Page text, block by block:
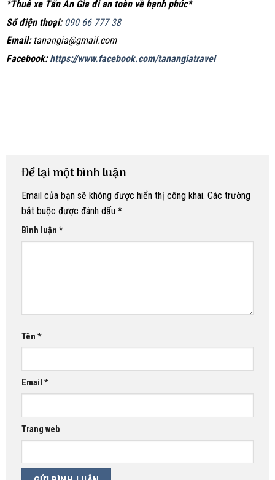
*Thuê xe Tấn An Gia đi an toàn về hạnh phúc*
Số điện thoại:090 66 777 38
Email:tanangia@gmail.com
Facebook:https://www.facebook.com/tanangiatravel
Để lại một bình luận
Email của bạn sẽ không được hiển thị công khai. Các trường
bắt buộc được đánh dấu *
Bình luận *
Tên *
Email *
Trang web